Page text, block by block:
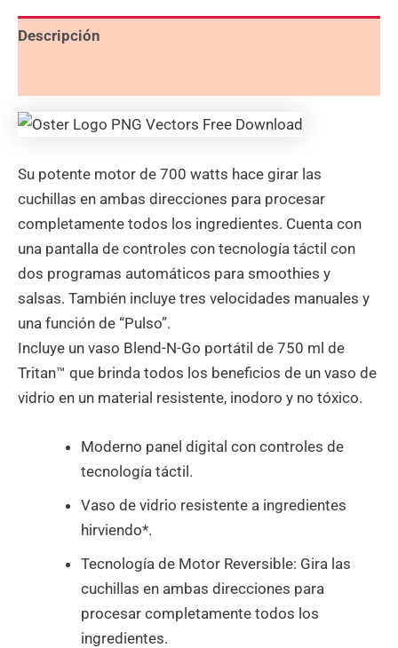
Descripción
Su potente motor de 700 watts hace girar las
cuchillas en ambas direcciones para procesar
completamente todos los ingredientes. Cuenta con
una pantalla de controles con tecnología táctil con
dos programas automáticos para smoothies y
salsas. También incluye tres velocidades manuales y
una función de “Pulso”.
Incluye un vaso Blend-N-Go portátil de 750 ml de
Tritan™ que brinda todos los beneficios de un vaso de
vidrio en un material resistente, inodoro y no tóxico.
Moderno panel digital con controles de
tecnología táctil.
Vaso de vidrio resistente a ingredientes
hirviendo*.
Tecnología de Motor Reversible: Gira las
cuchillas en ambas direcciones para
procesar completamente todos los
ingredientes.